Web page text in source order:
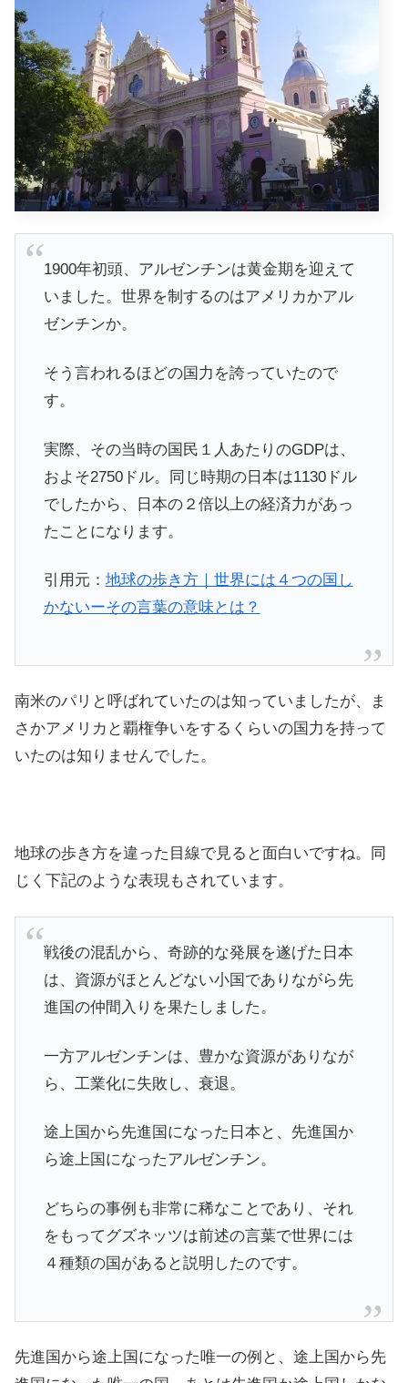
1900年初頭、アルゼンチンは黄金期を迎えて
いました。世界を制するのはアメリカかアル
ゼンチンか。
そう言われるほどの国力を誇っていたので
す。
実際、その当時の国民１人あたりのGDPは、
およそ2750ドル。同じ時期の日本は1130ドル
でしたから、日本の２倍以上の経済力があっ
たことになります。
引用元： 地球の歩き方｜世界には４つの国し
かないーその言葉の意味とは？
南米のパリと呼ばれていたのは知っていましたが、ま
さかアメリカと覇権争いをするくらいの国力を持って
いたのは知りませんでした。
地球の歩き方を違った目線で見ると面白いですね。同
じく下記のような表現もされています。
戦後の混乱から、奇跡的な発展を遂げた日本
は、資源がほとんどない小国でありながら先
進国の仲間入りを果たしました。
一方アルゼンチンは、豊かな資源がありなが
ら、工業化に失敗し、衰退。
途上国から先進国になった日本と、先進国か
ら途上国になったアルゼンチン。
どちらの事例も非常に稀なことであり、それ
をもってグズネッツは前述の言葉で世界には
４種類の国があると説明したのです。
先進国から途上国になった唯一の例と、途上国から先